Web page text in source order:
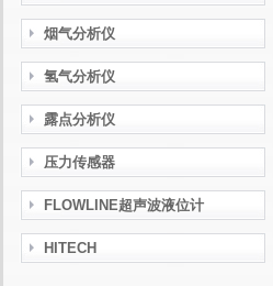
烟气分析仪
氢气分析仪
露点分析仪
压力传感器
FLOWLINE超声波液位计
HITECH